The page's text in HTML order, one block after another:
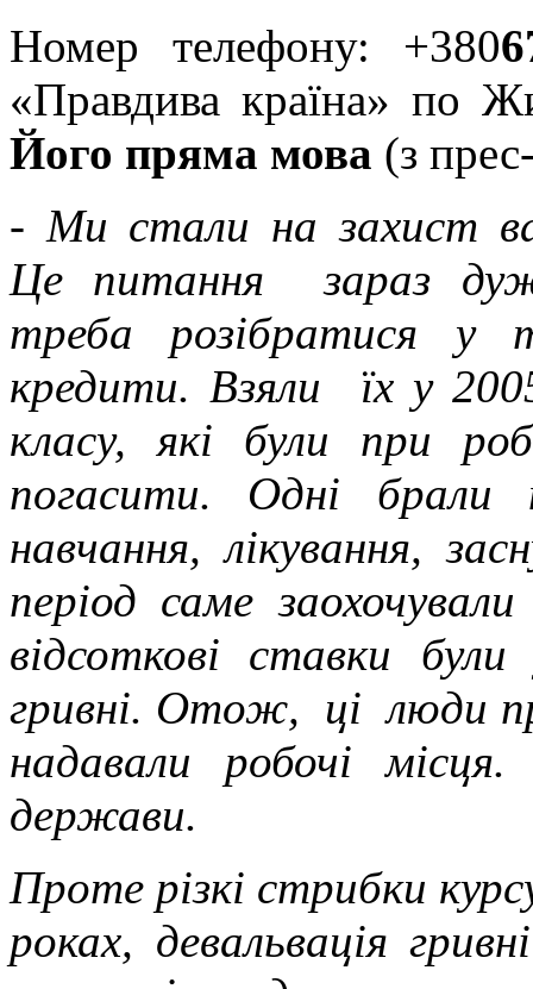
Номер телефону: +380
«Правдива країна» по
Його пряма мова (з
- Ми стали на захист
Це питання зараз
треба розібратися
кредити. Взяли їх у
класу, які були при
погасити. Одні
навчання, лікування,
період саме
відсоткові ставки
гривні. Отож, ці люди
надавали робочі
держави.
Проте різкі стрибки
роках, девальвація